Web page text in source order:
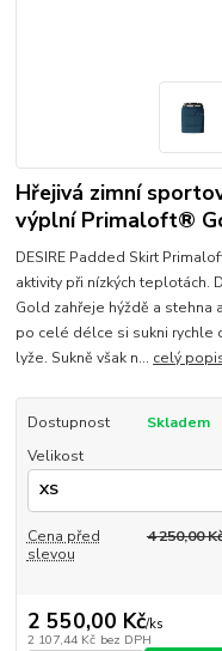
Hřejivá zimní
výplní Primaloft®
DESIRE Padded Skirt
aktivity při nízkých teplotách.
Gold zahřeje hýždě a stehna
po celé délce si sukni rychle
lyže. Sukně však n... celý
Dostupnost
Skladem
Velikost
Cena před
slevou
4 250,00
2 550,00 Kč/ks
2 107,44 Kč bez DPH